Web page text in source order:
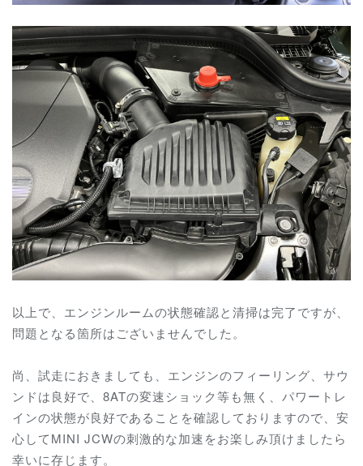
以上で、エンジンルームの状態確認と清掃は完了ですが、
問題となる箇所はございませんでした。
尚、試走におきましても、エンジンのフィーリング、サウ
ンドは良好で、8ATの変速ショック等も無く、パワートレ
インの状態が良好であることを確認しておりますので、安
心してMINI JCWの刺激的な加速をお楽しみ頂けましたら
幸いに存じます。